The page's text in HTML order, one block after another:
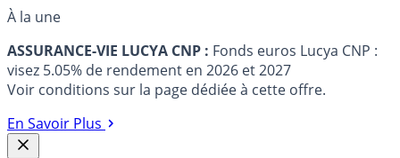
À la une
ASSURANCE-VIE LUCYA CNP : Fonds euros Lucya CNP :
visez 5.05% de rendement en 2026 et 2027
Voir conditions sur la page dédiée à cette offre.
En Savoir Plus